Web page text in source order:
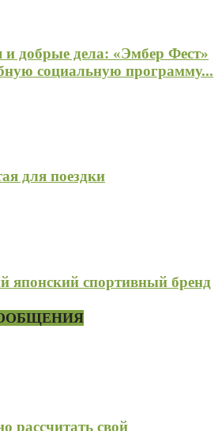
добрые дела: «Эмбер Фест»
социальную программу...
для поездки
японский спортивный бренд
рассчитать свой